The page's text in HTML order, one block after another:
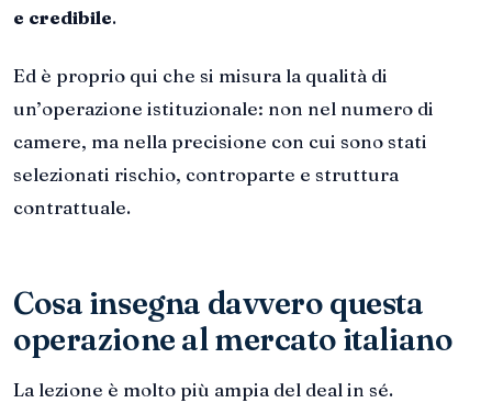
e credibile.
Ed è proprio qui che si misura la qualità di
un’operazione istituzionale: non nel numero di
camere, ma nella precisione con cui sono stati
selezionati rischio, controparte e struttura
contrattuale.
Cosa insegna davvero questa
operazione al mercato italiano
La lezione è molto più ampia del deal in sé.